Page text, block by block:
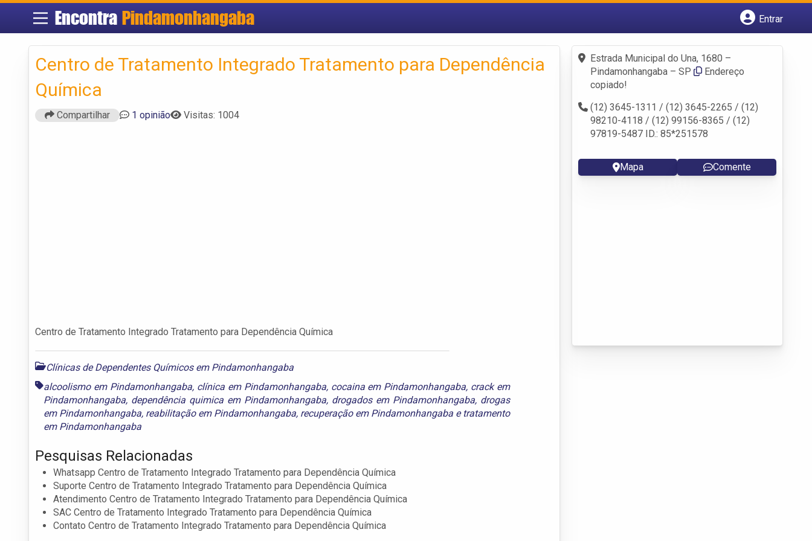
Encontra Pindamonhangaba
Entrar
Fazer login
Criar conta
Centro de Tratamento Integrado Tratamento para Dependência
Química
Compartilhar 1 opinião Visitas: 1004
Centro de Tratamento Integrado Tratamento para Dependência Química
Clínicas de Dependentes Químicos em Pindamonhangaba
alcoolismo em Pindamonhangaba, clínica em Pindamonhangaba, cocaina em Pindamonhangaba, crack em
Pindamonhangaba, dependência quimica em Pindamonhangaba, drogados em Pindamonhangaba, drogas
em Pindamonhangaba, reabilitação em Pindamonhangaba, recuperação em Pindamonhangaba e tratamento
em Pindamonhangaba
Pesquisas Relacionadas
Whatsapp Centro de Tratamento Integrado Tratamento para Dependência Química
Suporte Centro de Tratamento Integrado Tratamento para Dependência Química
Atendimento Centro de Tratamento Integrado Tratamento para Dependência Química
SAC Centro de Tratamento Integrado Tratamento para Dependência Química
Contato Centro de Tratamento Integrado Tratamento para Dependência Química
Estrada Municipal do Una, 1680 –
Pindamonhangaba – SP
Endereço
copiado!
(12) 3645-1311 / (12) 3645-2265 / (12)
98210-4118 / (12) 99156-8365 / (12)
97819-5487 ID.: 85*251578
Mapa Comente